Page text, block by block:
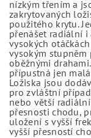
nízkým třením a
zakrytovaných
použitého krytu.
přenášet radiální
vysokých
vysokým
oběžnými
přípustná jen
Ložiska jsou
pro zvláštní
nebo větší
přesnosti chodu,
uložení s vyšší
vyšší přesností